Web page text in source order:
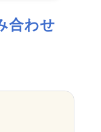
合わせ